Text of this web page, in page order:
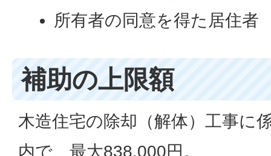
所有者の同意を得た居住者
補助の上限額
木造住宅の除却（解体）工事に
内で、最大838,000円。